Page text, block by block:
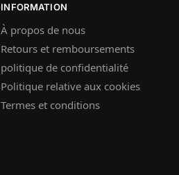
INFORMATION
À propos de nous
Retours et remboursements
politique de confidentialité
Politique relative aux cookies
Termes et conditions